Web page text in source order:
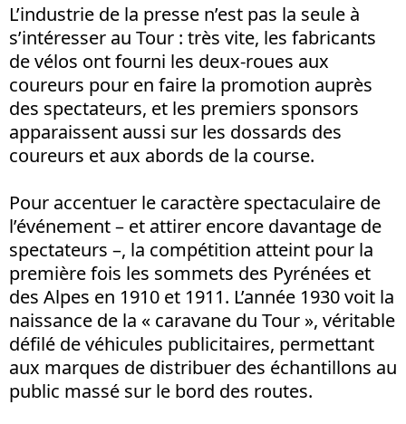
L’industrie de la presse n’est pas la seule à
s’intéresser au Tour : très vite, les fabricants
de vélos ont fourni les deux-roues aux
coureurs pour en faire la promotion auprès
des spectateurs, et les premiers sponsors
apparaissent aussi sur les dossards des
coureurs et aux abords de la course.
Pour accentuer le caractère spectaculaire de
l’événement – et attirer encore davantage de
spectateurs –, la compétition atteint pour la
première fois les sommets des Pyrénées et
des Alpes en 1910 et 1911. L’année 1930 voit la
naissance de la « caravane du Tour », véritable
défilé de véhicules publicitaires, permettant
aux marques de distribuer des échantillons au
public massé sur le bord des routes.